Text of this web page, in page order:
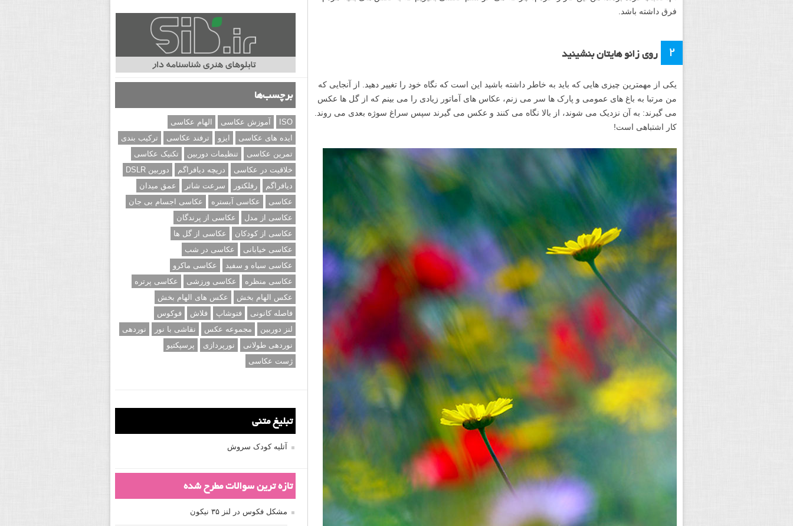
فرق داشته باشد.
۲ روی زانو هایتان بنشینید
یکی از مهمترین چیزی هایی که باید به خاطر داشته باشید این است که نگاه خود را تغییر دهید. از آنجایی که
من مرتبا به باغ های عمومی و پارک ها سر می زنم، عکاس های آماتور زیادی را می بینم که از گل ها عکس
می گیرند: به آن نزدیک می شوند، از بالا نگاه می کنند و عکس می گیرند سپس سراغ سوژه بعدی می روند.
کار اشتباهی است!
برچسب‌ها
ISO آموزش عکاسی
الهام عکاسی
ایده های عکاسی
ایزو ترفند عکاسی
ترکیب بندی
تمرین عکاسی
تنظیمات دوربین
تکنیک عکاسی
خلاقیت در عکاسی
دریچه دیافراگم
دوربین DSLR
دیافراگم
رفلکتور سرعت شاتر
عمق میدان
عکاسی
عکاسی آبستره
عکاسی اجسام بی جان
عکاسی از مدل
عکاسی از پرندگان
عکاسی از کودکان
عکاسی از گل ها
عکاسی خیابانی
عکاسی در شب
عکاسی سیاه و سفید
عکاسی ماکرو
عکاسی منظره
عکاسی ورزشی
عکاسی پرتره
عکس الهام بخش
عکس های الهام بخش
فاصله کانونی
فتوشاپ فلاش
فوکوس
لنز دوربین
مجموعه عکس نقاشی با نور
نوردهی
نوردهی طولانی
نورپردازی
پرسپکتیو
ژست عکاسی
تبلیغ متنی
آتلیه کودک سروش
تازه ترین سوالات مطرح شده
مشکل فکوس در لنز ۳۵ نیکون